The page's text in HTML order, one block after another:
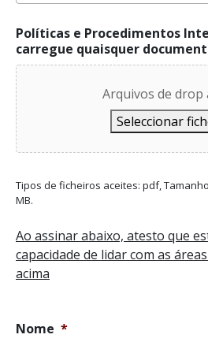
Políticas e Procedimentos
carregue quaisquer
Arquivos de drop
Seleccionar
Tipos de ficheiros aceites: pdf,
MB.
Ao assinar abaixo, atesto que
capacidade de lidar com as
acima
Nome *